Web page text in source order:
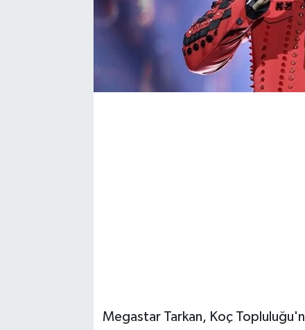
Megastar Tarkan, Koç